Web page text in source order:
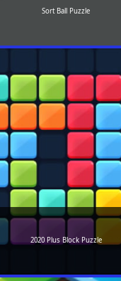
Sort Ball Puzzle
2020 Plus Block Puzzle